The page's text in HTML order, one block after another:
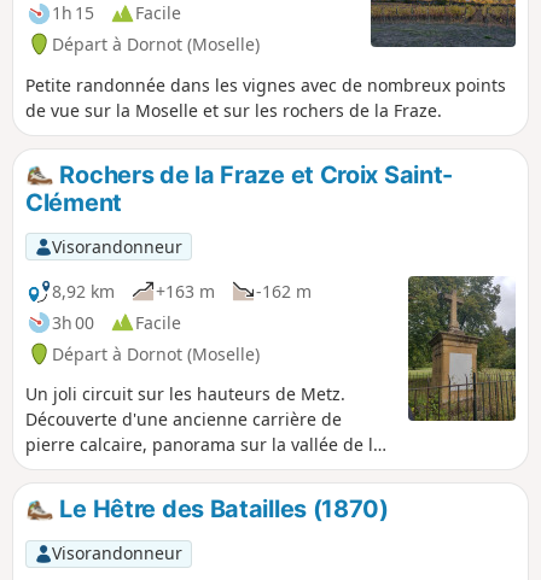
1h 15
Facile
Départ à Dornot (Moselle)
Petite randonnée dans les vignes avec de nombreux points
de vue sur la Moselle et sur les rochers de la Fraze.
Rochers de la Fraze et Croix Saint-
Clément
Visorandonneur
8,92 km
+163 m
-162 m
3h 00
Facile
Départ à Dornot (Moselle)
Un joli circuit sur les hauteurs de Metz.
Découverte d'une ancienne carrière de
pierre calcaire, panorama sur la vallée de la
Moselle et la Croix Saint Clément.
Le Hêtre des Batailles (1870)
Visorandonneur